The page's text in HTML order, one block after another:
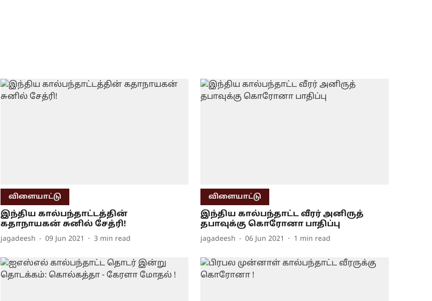
விளையாட்டு
இந்திய கால்பந்தாட்டத்தின்
கதாநாயகன் சுனில் சேத்ரி!
jagadeesh 09 Jun 2021 3 min read
விளையாட்டு
இந்திய கால்பந்தாட்ட வீரர் அனிருத்
தபாவுக்கு கொரோனா பாதிப்பு
jagadeesh 06 Jun 2021 1 min read